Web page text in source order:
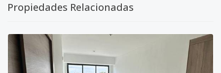
Propiedades Relacionadas